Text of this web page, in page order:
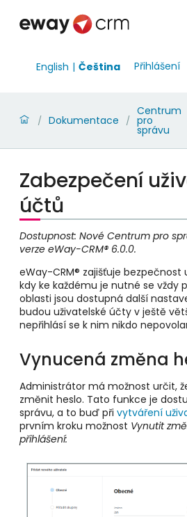
English Čeština Přihlášení
/ Dokumentace /
Centrum
pro
správu
Zabezpečení
účtů
Dostupnost: Nové Centrum pro
verze eWay-CRM® 6.0.0.
eWay-CRM® zajišťuje bezpečnost
kdy ke každému je nutné se vždy
oblasti jsou dostupná další
budou uživatelské účty v ještě
nepřihlásí se k nim nikdo
Vynucená změna
Administrátor má možnost určit,
změnit heslo. Tato funkce je
správu, a to buď při vytváření
prvním kroku možnost Vynutit
přihlášení: